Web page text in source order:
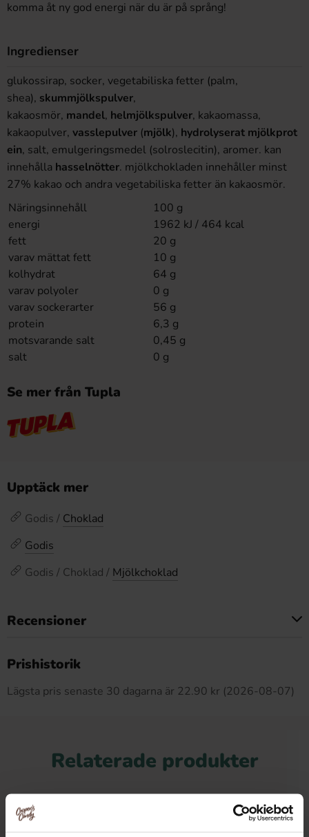
komma åt ny god energi när du är på språng!
Ingredienser
glukossirap, socker, vegetabiliska fetter (palm,
shea), skummjölkspulver,
kakaosmör, mandel, helmjölkspulver, kakaomassa,
kakaopulver, vasslepulver (mjölk), hydrolyserat mjölkprot
ein, salt, emulgeringsmedel (solroslecitin), aromer. kan
innehålla hasselnötter. mjölkchokladen innehåller minst
27% kakao och andra vegetabiliska fetter än kakaosmör.
Näringsinnehåll
100 g
energi
1962 kJ / 464 kcal
fett
20 g
varav mättat fett
10 g
kolhydrat
64 g
varav polyoler
0 g
varav sockerarter
56 g
protein
6,3 g
motsvarande salt
0,45 g
salt
0 g
Se mer från Tupla
Upptäck mer
Godis / Choklad
Godis
Godis / Choklad / Mjölkchoklad
Recensioner
Prishistorik
Lägsta pris senaste 30 dagarna är 22.90 kr (2026-08-07)
Relaterade produkter